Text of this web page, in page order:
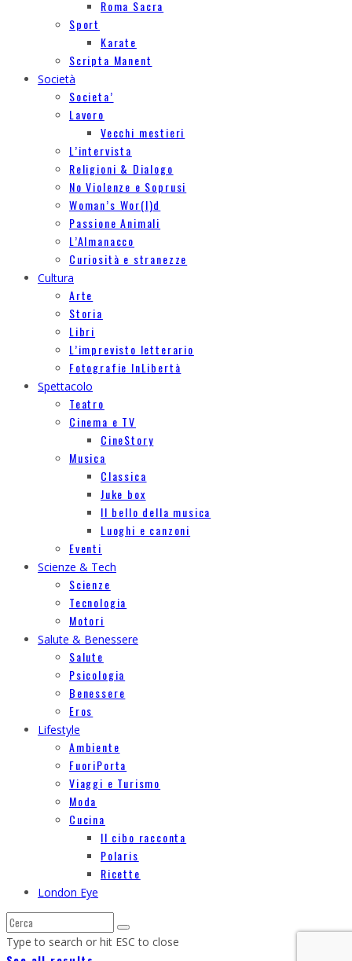
Roma Sacra
Sport
Karate
Scripta Manent
Società
Societa’
Lavoro
Vecchi mestieri
L’intervista
Religioni & Dialogo
No Violenze e Soprusi
Woman’s Wor(l)d
Passione Animali
L’Almanacco
Curiosità e stranezze
Cultura
Arte
Storia
Libri
L’imprevisto letterario
Fotografie InLibertà
Spettacolo
Teatro
Cinema e TV
CineStory
Musica
Classica
Juke box
Il bello della musica
Luoghi e canzoni
Eventi
Scienze & Tech
Scienze
Tecnologia
Motori
Salute & Benessere
Salute
Psicologia
Benessere
Eros
Lifestyle
Ambiente
FuoriPorta
Viaggi e Turismo
Moda
Cucina
Il cibo racconta
Polaris
Ricette
London Eye
Type to search or hit ESC to close